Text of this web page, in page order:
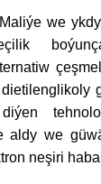
we
diýen
aldy we
neşiri